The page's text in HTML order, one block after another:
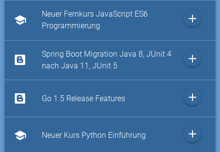
school
Neuer Fernkurs JavaScript ES6
Programmierung
add
Spring Boot Migration Java 8, JUnit 4
nach Java 11, JUnit 5
add
Go 1.5 Release Features add
school Neuer Kurs Python Einführung add